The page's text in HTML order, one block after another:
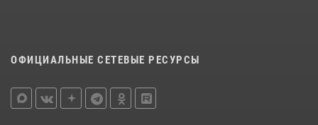
ОФИЦИАЛЬНЫЕ СЕТЕВЫЕ РЕСУРСЫ